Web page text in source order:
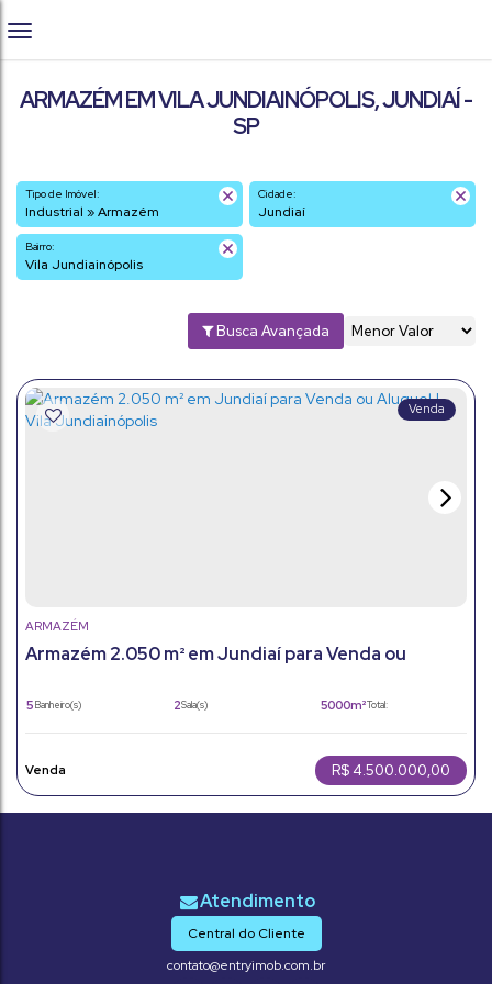
ARMAZÉM EM VILA JUNDIAINÓPOLIS, JUNDIAÍ -
SP
Tipo de Imóvel:
Industrial » Armazém
Cidade:
Jundiaí
Bairro:
Vila Jundiainópolis
Busca Avançada
Armazém 2.050 m² em Jundiaí para Venda ou
ARMAZÉM
R$4.500.000,00
5Banheiro(s) 2Sala(s) Total:
5000m²
Central do Cliente
contato@entryimob.com.br